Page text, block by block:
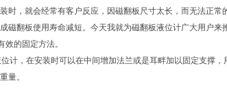
时，就会经常有客户反应，因磁翻板尺寸太长，而无法正常
磁翻板使用寿命减短。今天我就为磁翻板液位计广大用户来
的固定方法。
计，在安装时可以在中间增加法兰或是耳畔加以固定支撑，
量。